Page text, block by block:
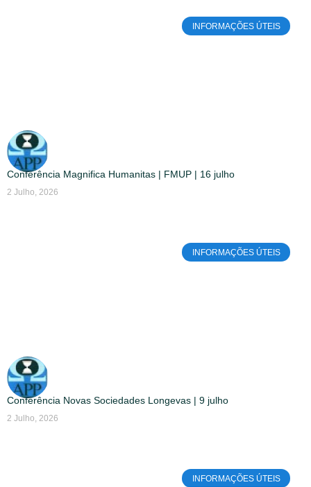
INFORMAÇÕES ÚTEIS
Conferência Magnifica Humanitas | FMUP | 16 julho
2 Julho, 2026
INFORMAÇÕES ÚTEIS
Conferência Novas Sociedades Longevas | 9 julho
2 Julho, 2026
INFORMAÇÕES ÚTEIS